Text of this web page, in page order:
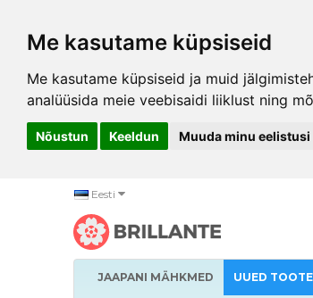
Me kasutame küpsiseid
Me kasutame küpsiseid ja muid
analüüsida meie veebisaidi liiklust ning
Nõustun Keeldun Muuda minu eelistusi
Eesti
JAAPANI MÄHKMED UUED